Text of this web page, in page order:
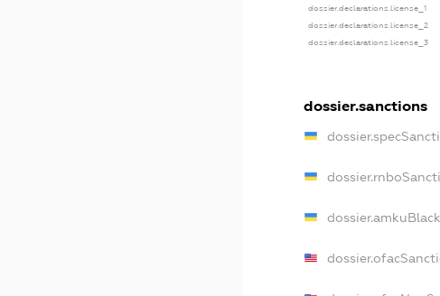
dossier.declarations.license_1
dossier.declarations.license_2
dossier.declarations.license_3
dossier.sanctions